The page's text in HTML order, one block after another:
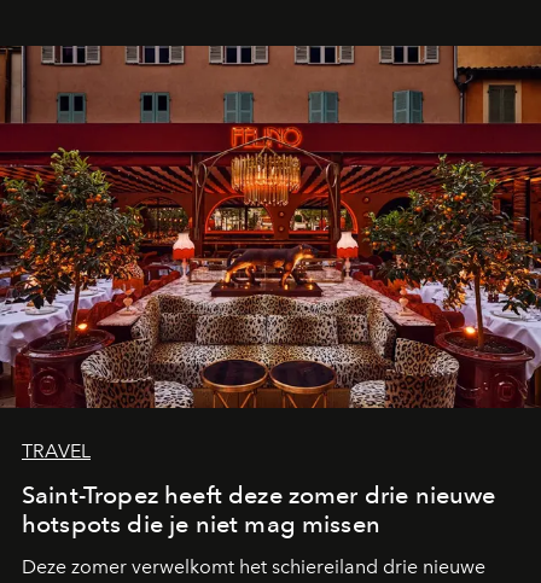
TRAVEL
Saint-Tropez heeft deze zomer drie nieuwe
hotspots die je niet mag missen
Deze zomer verwelkomt het schiereiland drie nieuwe